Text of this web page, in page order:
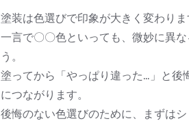
塗装は色選びで印象が大きく変わりま
一言で〇〇色といっても、微妙に異
う。
塗ってから「やっぱり違った…」と後
につながります。
後悔のない色選びのために、まずは